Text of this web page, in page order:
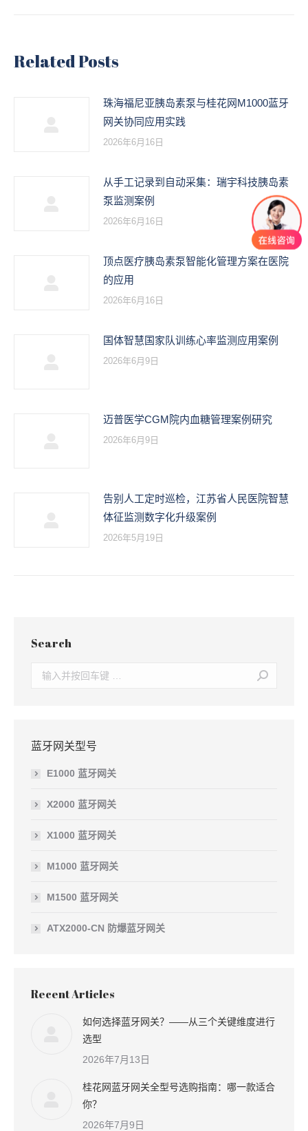
Related Posts
珠海福尼亚胰岛素泵与桂花网M1000蓝牙
网关协同应用实践
2026年6月16日
从手工记录到自动采集：瑞宇科技胰岛素
泵监测案例
2026年6月16日
顶点医疗胰岛素泵智能化管理方案在医院
的应用
2026年6月16日
国体智慧国家队训练心率监测应用案例
2026年6月9日
迈普医学CGM院内血糖管理案例研究
2026年6月9日
告别人工定时巡检，江苏省人民医院智慧
体征监测数字化升级案例
2026年5月19日
Search
Search:
蓝牙网关型号
E1000 蓝牙网关
X2000 蓝牙网关
X1000 蓝牙网关
M1000 蓝牙网关
M1500 蓝牙网关
ATX2000-CN 防爆蓝牙网关
Recent Articles
如何选择蓝牙网关？——从三个关键维度进行
选型
2026年7月13日
桂花网蓝牙网关全型号选购指南：哪一款适合
你？
2026年7月9日